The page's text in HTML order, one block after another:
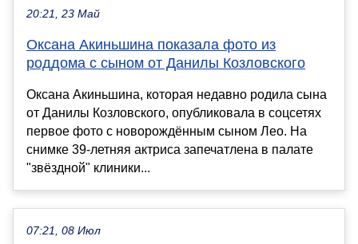
20:21, 23 Май
Оксана Акиньшина показала фото из
роддома с сыном от Данилы Козловского
Оксана Акиньшина, которая недавно родила сына
от Данилы Козловского, опубликовала в соцсетях
первое фото с новорождённым сыном Лео. На
снимке 39-летняя актриса запечатлена в палате
"звёздной" клиники...
07:21, 08 Июл